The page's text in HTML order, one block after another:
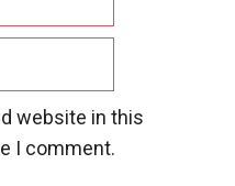
website in this
I comment.